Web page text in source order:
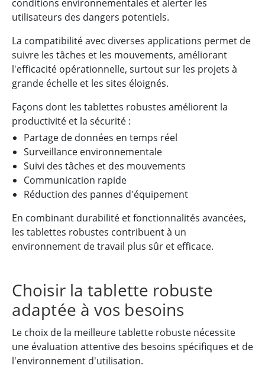
conditions environnementales et alerter les
utilisateurs des dangers potentiels.
La compatibilité avec diverses applications permet de
suivre les tâches et les mouvements, améliorant
l'efficacité opérationnelle, surtout sur les projets à
grande échelle et les sites éloignés.
Façons dont les tablettes robustes améliorent la
productivité et la sécurité :
Partage de données en temps réel
Surveillance environnementale
Suivi des tâches et des mouvements
Communication rapide
Réduction des pannes d'équipement
En combinant durabilité et fonctionnalités avancées,
les tablettes robustes contribuent à un
environnement de travail plus sûr et efficace.
Choisir la tablette robuste
adaptée à vos besoins
Le choix de la meilleure tablette robuste nécessite
une évaluation attentive des besoins spécifiques et de
l'environnement d'utilisation.